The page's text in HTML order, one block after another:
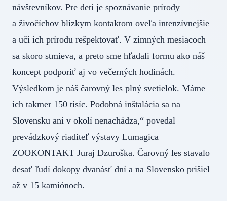
návštevníkov. Pre deti je spoznávanie prírody
a živočíchov blízkym kontaktom oveľa intenzívnejšie
a učí ich prírodu rešpektovať. V zimných mesiacoch
sa skoro stmieva, a preto sme hľadali formu ako náš
koncept podporiť aj vo večerných hodinách.
Výsledkom je náš čarovný les plný svetielok. Máme
ich takmer 150 tisíc. Podobná inštalácia sa na
Slovensku ani v okolí nenachádza,“ povedal
prevádzkový riaditeľ výstavy Lumagica
ZOOKONTAKT Juraj Dzuroška. Čarovný les stavalo
desať ľudí dokopy dvanásť dní a na Slovensko prišiel
až v 15 kamiónoch.